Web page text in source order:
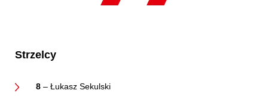
Strzelcy
8 – Łukasz Sekulski